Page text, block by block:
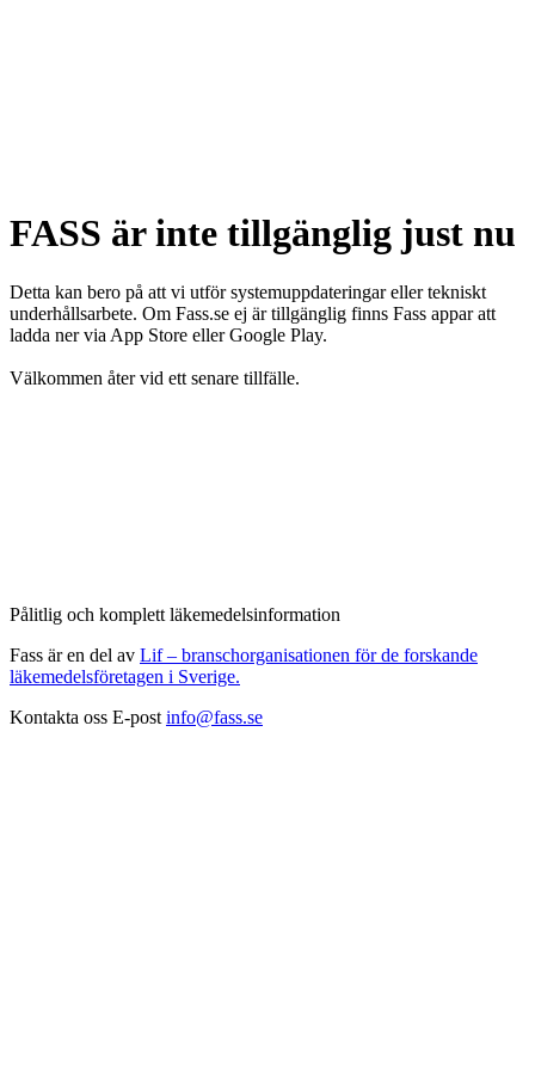
FASS är inte tillgänglig just nu
Detta kan bero på att vi utför systemuppdateringar eller tekniskt
underhållsarbete. Om Fass.se ej är tillgänglig finns Fass appar att
ladda ner via App Store eller Google Play.
Välkommen åter vid ett senare tillfälle.
Pålitlig och komplett läkemedelsinformation
Fass är en del av Lif – branschorganisationen för de forskande
läkemedelsföretagen i Sverige.
Kontakta oss E-post info@fass.se